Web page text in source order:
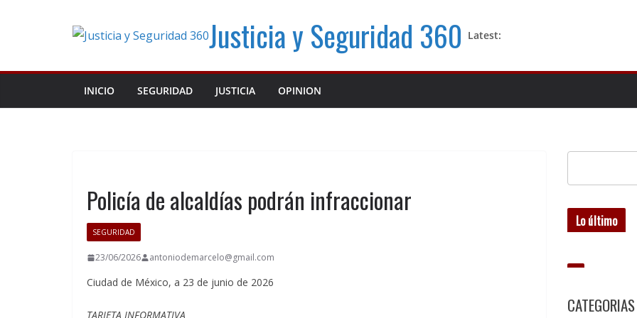
Justicia y Seguridad 360 Latest:
INICIO SEGURIDAD JUSTICIA OPINION
Policía de alcaldías podrán infraccionar
SEGURIDAD
23/06/2026 antoniodemarcelo@gmail.com
Ciudad de México, a 23 de junio de 2026
TARJETA INFORMATIVA
Lo último
CATEGORIAS